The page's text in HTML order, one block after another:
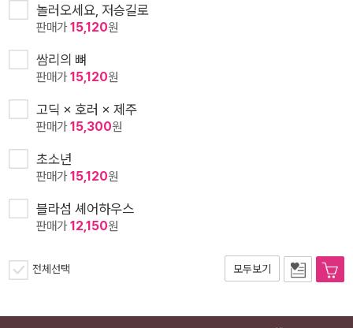
놀러오세요, 저승길로
판매가15,120원
쌈리의 뼈
판매가15,120원
고딕 × 호러 × 제주
판매가15,300원
초소년
판매가15,120원
블라섬 셰어하우스
판매가12,150원
전체선택 모두보기